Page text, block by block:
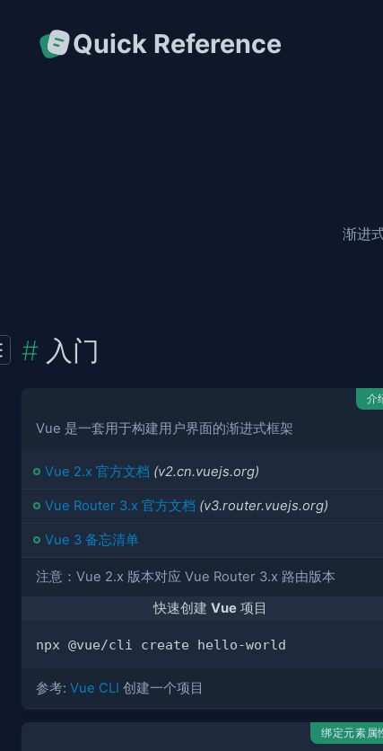
Quick Reference
渐进
入门
介
Vue 是一套用于构建用户界面的渐进式框架
Vue 2.x 官方文档 (v2.cn.vuejs.org)
Vue Router 3.x 官方文档 (v3.router.vuejs.org)
Vue 3 备忘清单
注意：Vue 2.x 版本对应 Vue Router 3.x 路由版本
快速创建Vue 项目
参考: Vue CLI 创建一个项目
绑定元素属